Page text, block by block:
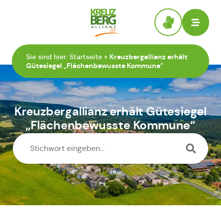
Sie sind hier: Startseite » Kreuzbergallianz erhält
Gütesiegel „Flächenbewusste Kommune“
Kreuzbergallianz erhält Gütesiegel
„Flächenbewusste Kommune“